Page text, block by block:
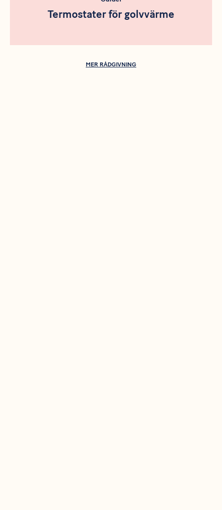
Termostater för golvvärme
MER RÅDGIVNING